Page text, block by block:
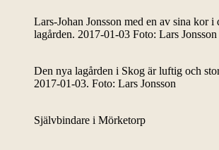
Lars-Johan Jonsson med en av sina kor i
lagården. 2017-01-03 Foto: Lars Jonsson
Den nya lagården i Skog är luftig och
2017-01-03. Foto: Lars Jonsson
Självbindare i Mörketorp